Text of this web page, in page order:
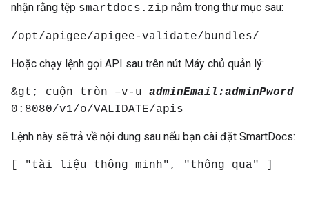
nhận rằng tệp smartdocs.zip nằm trong thư mục sau:
/opt/apigee/apigee-validate/bundles/
Hoặc chạy lệnh gọi API sau trên nút Máy chủ quản lý:
&gt; cuộn tròn –v-u adminEmail:adminPword
0:8080/v1/o/VALIDATE/apis
Lệnh này sẽ trả về nội dung sau nếu bạn cài đặt SmartDocs:
[ "tài liệu thông minh", "thông qua" ]